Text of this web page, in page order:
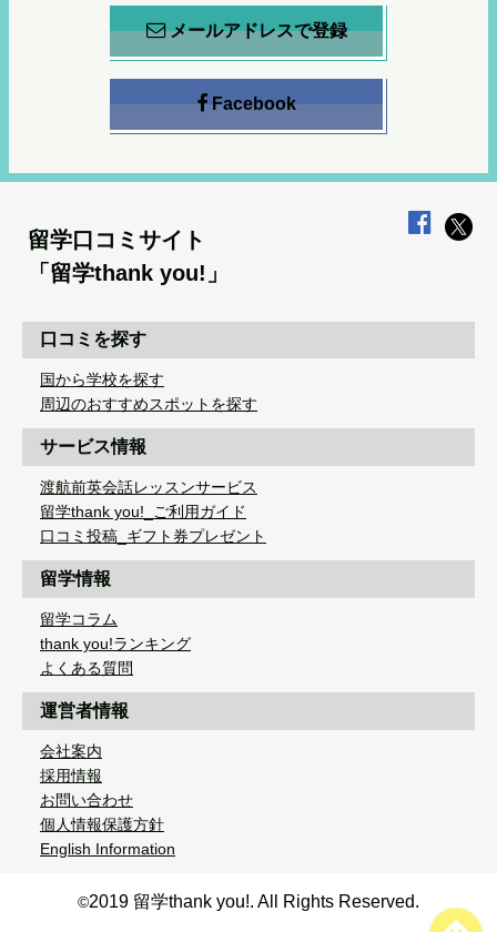
メールアドレスで登録
Facebook
留学口コミサイト
「留学thank you!」
口コミを探す
国から学校を探す
周辺のおすすめスポットを探す
サービス情報
渡航前英会話レッスンサービス
留学thank you!_ご利用ガイド
口コミ投稿_ギフト券プレゼント
留学情報
留学コラム
thank you!ランキング
よくある質問
運営者情報
会社案内
採用情報
お問い合わせ
個人情報保護方針
English Information
©2019 留学thank you!. All Rights Reserved.